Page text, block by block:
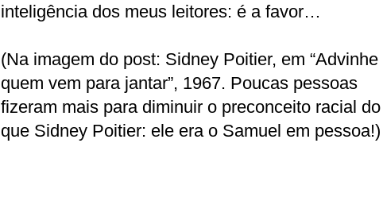
inteligência dos meus leitores: é a favor…
(Na imagem do post: Sidney Poitier, em “Advinhe
quem vem para jantar”, 1967. Poucas pessoas
fizeram mais para diminuir o preconceito racial do
que Sidney Poitier: ele era o Samuel em pessoa!)